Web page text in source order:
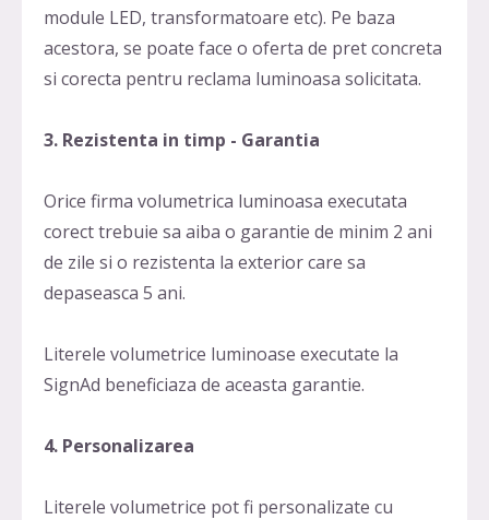
module LED, transformatoare etc). Pe baza
acestora, se poate face o oferta de pret concreta
si corecta pentru reclama luminoasa solicitata.
3. Rezistenta in timp - Garantia
Orice firma volumetrica luminoasa executata
corect trebuie sa aiba o garantie de minim 2 ani
de zile si o rezistenta la exterior care sa
depaseasca 5 ani.
Literele volumetrice luminoase executate la
SignAd beneficiaza de aceasta garantie.
4. Personalizarea
Literele volumetrice pot fi personalizate cu